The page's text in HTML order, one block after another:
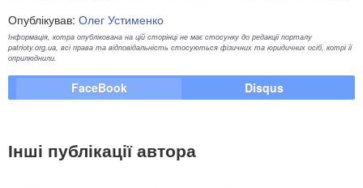
Опублікував: Олег Устименко
Інформація, котра опублікована на цій сторінці не має стосунку до редакції порталу
patrioty.org.ua, всі права та відповідальність стосуються фізичних та юридичних осіб, котрі її
оприлюднили.
FaceBook Disqus
Інші публікації автора